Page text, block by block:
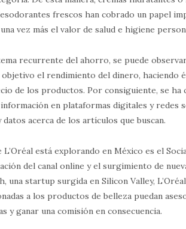
frescos han cobrado un papel
vez más el valor de salud e higiene
recurrente del ahorro, se puede
el rendimiento del dinero, haciendo
de los productos. Por consiguiente, se ha
en plataformas digitales y redes
acerca de los artículos que buscan.
está explorando en México es el
del canal online y el surgimiento de
una startup surgida en Silicon Valley,
a los productos de belleza puedan
y ganar una comisión en consecuencia.